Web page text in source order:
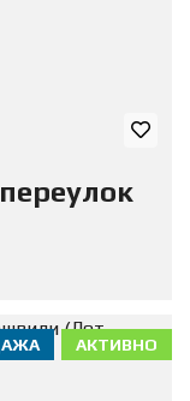
АКТИВНО